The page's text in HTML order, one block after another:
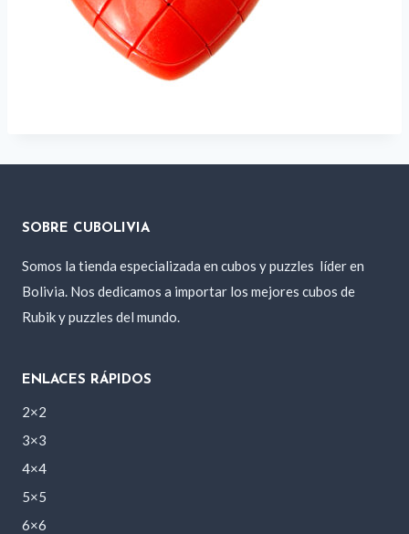
SOBRE CUBOLIVIA
Somos la tienda especializada en cubos y puzzles líder en
Bolivia. Nos dedicamos a importar los mejores cubos de
Rubik y puzzles del mundo.
ENLACES RÁPIDOS
2×2
3×3
4×4
5×5
6×6